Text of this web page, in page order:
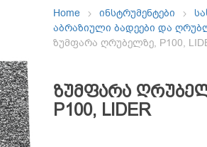
Home ინსტრუმენტები
აბრაზიული ბადეები და
ზუმფარა ღრუბელზე, P100,
ზუმფარა
P100, LIDER